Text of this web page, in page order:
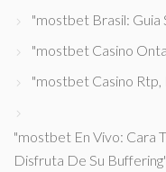
"mostbet Brasil:
"mostbet Casino
"mostbet Casino Rtp,
"mostbet En Vivo: Cara
Disfruta De Su